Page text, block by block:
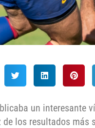
un interesante
de los resultados más